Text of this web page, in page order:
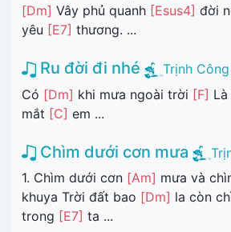
[Dm] Vây phủ quanh [Esus4] đời
yêu [E7] thương. ...
Ru đời đi nhé
Trịnh
Có [Dm] khi mưa ngoài trời [F]
mắt [C] em ...
Chìm dưới cơn mưa
1. Chìm dưới cơn [Am] mưa và
khuya Trời đất bao [Dm] la còn
trong [E7] ta ...